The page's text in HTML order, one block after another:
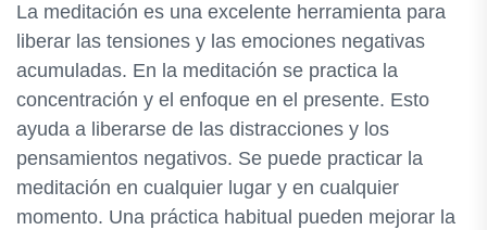
La meditación es una excelente herramienta para
liberar las tensiones y las emociones negativas
acumuladas. En la meditación se practica la
concentración y el enfoque en el presente. Esto
ayuda a liberarse de las distracciones y los
pensamientos negativos. Se puede practicar la
meditación en cualquier lugar y en cualquier
momento. Una práctica habitual pueden mejorar la